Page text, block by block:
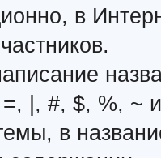
в
|, #, $, %, ~ и
в